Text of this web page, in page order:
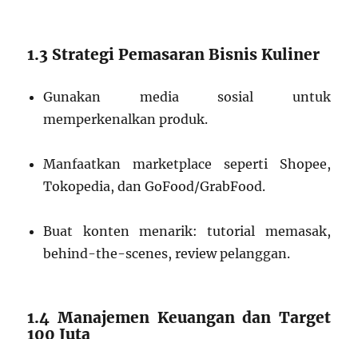
1.3 Strategi Pemasaran Bisnis Kuliner
Gunakan media sosial untuk
memperkenalkan produk.
Manfaatkan marketplace seperti Shopee,
Tokopedia, dan GoFood/GrabFood.
Buat konten menarik: tutorial memasak,
behind-the-scenes, review pelanggan.
1.4 Manajemen Keuangan dan Target
100 Juta